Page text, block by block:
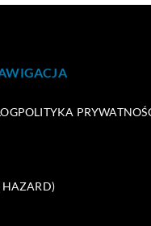
POLITYKA
HAZARD)